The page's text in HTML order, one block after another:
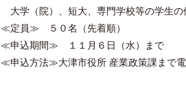
大学（院）、短大、専門学校等の学生の
≪定員≫ ５０名（先着順）
≪申込期間≫ １１月６日（水）まで
≪申込方法≫大津市役所 産業政策課まで電